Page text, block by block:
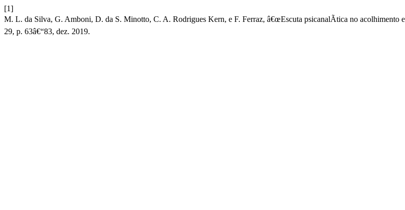
[1]
M. L. da Silva, G. Amboni, D. da S. Minotto, C. A. Rodrigues Kern, e F. Ferraz, â€œEscuta psicanalÃ­tica no acolhimento
29, p. 63â€“83, dez. 2019.